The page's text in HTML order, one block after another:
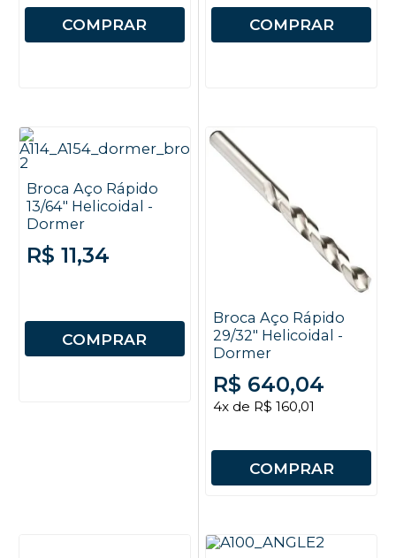
COMPRAR COMPRAR
Broca Aço Rápido
13/64" Helicoidal -
Dormer
R$ 11,34
COMPRAR
Broca Aço Rápido
29/32" Helicoidal -
Dormer
R$ 640,04
4x de R$ 160,01
COMPRAR